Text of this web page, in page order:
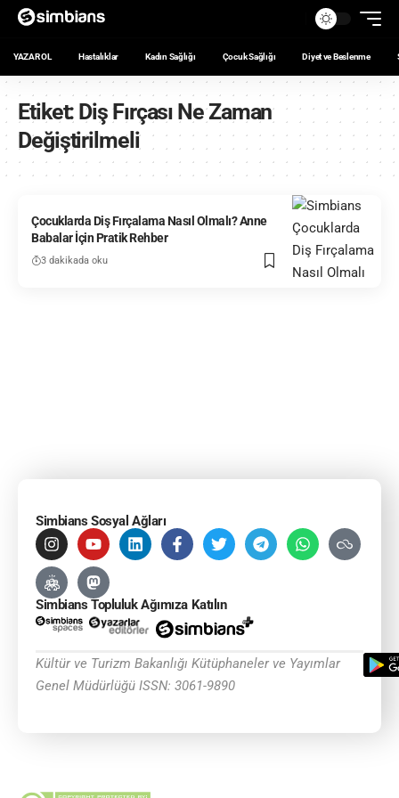
YAZAR OL Hastalıklar Kadın Sağlığı Çocuk Sağlığı Diyet ve Beslenme
Etiket: Diş Fırçası Ne Zaman
Değiştirilmeli
Çocuklarda Diş Fırçalama Nasıl Olmalı? Anne
Babalar İçin Pratik Rehber
3 dakikada oku
Simbians Sosyal Ağları
Simbians Topluluk Ağımıza Katılın
Kültür ve Turizm Bakanlığı Kütüphaneler ve Yayımlar
Genel Müdürlüğü ISSN: 3061-9890